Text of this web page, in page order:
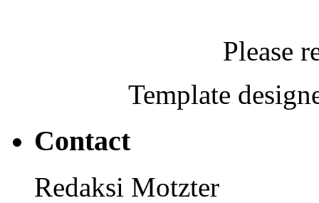
Please
Template
Contact
Redaksi Motzter